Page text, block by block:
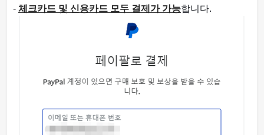
- 체크카드 및 신용카드 모두 결제가 가능합니다.